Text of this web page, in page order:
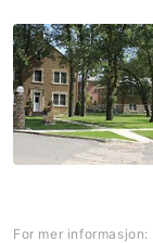
For mer informasjon: